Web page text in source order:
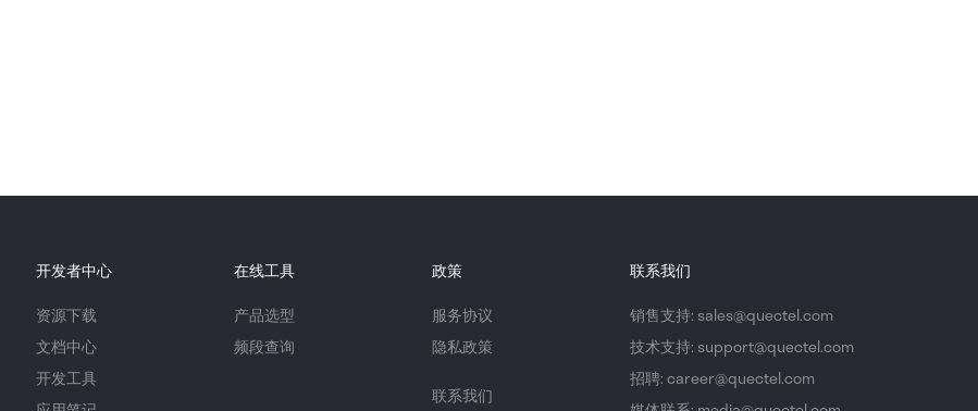
开发者中心
资源下载
文档中心
开发工具
在线工具
产品选型
频段查询
政策
服务协议
隐私政策
联系我们
联系我们
销售支持: sales@quectel.com
技术支持: support@quectel.com
招聘: career@quectel.com